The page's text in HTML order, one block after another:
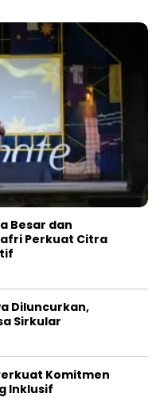
Besar dan
Perkuat Citra
Diluncurkan,
Sirkular
Komitmen
Inklusif